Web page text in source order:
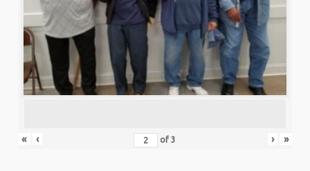
« ‹ of3 › »